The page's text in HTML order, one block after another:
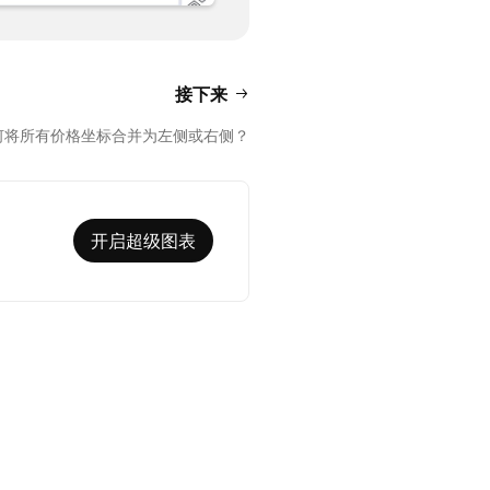
接下来
将所有价格坐标合并为左侧或右侧？
开启超级图表